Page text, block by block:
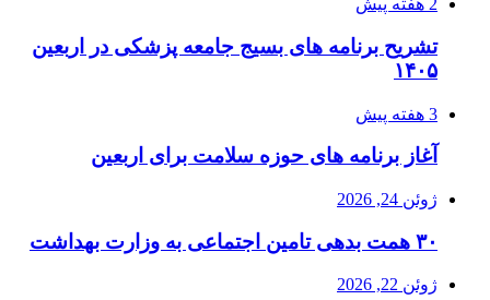
2 هفته پیش
تشریح برنامه های بسیج جامعه پزشکی در اربعین
۱۴۰۵
3 هفته پیش
آغاز برنامه های حوزه سلامت برای اربعین
ژوئن 24, 2026
۳۰ همت بدهی تامین اجتماعی به وزارت بهداشت
ژوئن 22, 2026